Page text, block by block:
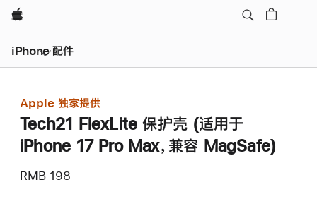
Apple
iPhone 配件
Apple 独家提供
Tech21 FlexLite 保护壳 (适用于
iPhone 17 Pro Max，兼容 MagSafe)
RMB 198